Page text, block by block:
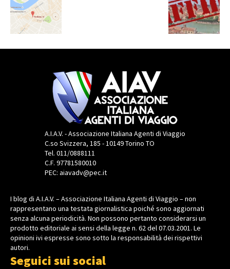
A.I.A.V. - Associazione Italiana Agenti di Viaggio
C.so Svizzera, 185 - 10149 Torino TO
Tel. 011/0888111
C.F. 97781580010
PEC: aiavadv@pec.it
I blog di A.I.A.V. – Associazione Italiana Agenti di Viaggio – non
rappresentano una testata giornalistica poiché sono aggiornati
senza alcuna periodicità. Non possono pertanto considerarsi un
prodotto editoriale ai sensi della legge n. 62 del 07.03.2001. Le
opinioni ivi espresse sono sotto la responsabilità dei rispettivi
autori.
Seguici sui social